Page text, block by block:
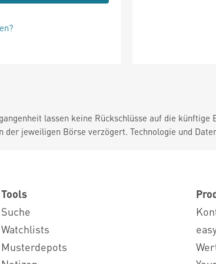
lassen keine Rückschlüsse auf die künftige
jeweiligen Börse verzögert. Technologie und
Tools
Suche
Watchlists
Musterdepots